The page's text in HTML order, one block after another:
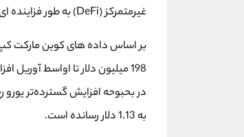
غیرمتمرکز (DeFi) به طور فزاینده ای به یورو و EURC به عنوان جایگزینی برای معامله و حفظ ارزش روی می آورند.
به 1.13 دلار رسانده است.